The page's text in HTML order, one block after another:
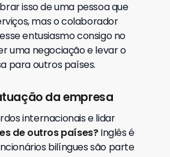
isso de uma pessoa que
mas o colaborador
entusiasmo consigo no
uma negociação e levar o
para outros países.
da empresa
internacionais e lidar
de outros países?Inglês é
bilíngues são parte